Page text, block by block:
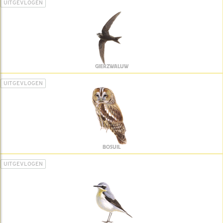
UITGEVLOGEN
GIERZWALUW
UITGEVLOGEN
BOSUIL
UITGEVLOGEN